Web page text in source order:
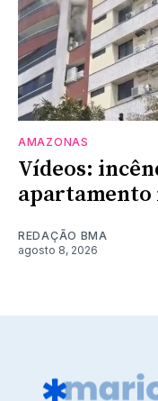
AMAZONAS
Vídeos:
apartamento
REDAÇÃO BMA
agosto 8, 2026